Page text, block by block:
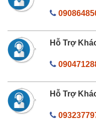
Hỗ Trợ
Hỗ Trợ